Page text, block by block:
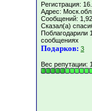
Регистрация:
Адрес:
Сообщений:
Сказал(а)
Поблагодарили
сообщениях
Подарков: 3
Вес репутации: